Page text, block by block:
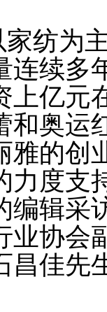
纺为
连续多
上亿元
和奥运
雅的创
力度支
编辑采
业协会
昌佳先